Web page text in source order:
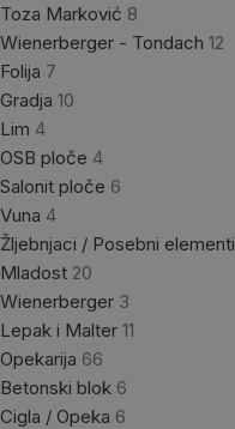
Toza Marković 8
Wienerberger - Tondach 12
Folija 7
Gradja 10
Lim 4
OSB ploče 4
Salonit ploče 6
Vuna 4
Žljebnjaci / Posebni elementi
Mladost 20
Wienerberger 3
Lepak i Malter 11
Opekarija 66
Betonski blok 6
Cigla / Opeka 6